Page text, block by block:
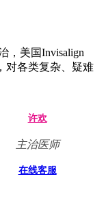
，美国Invisalign
对各类复杂、疑难
许欢
主治医师
在线客服